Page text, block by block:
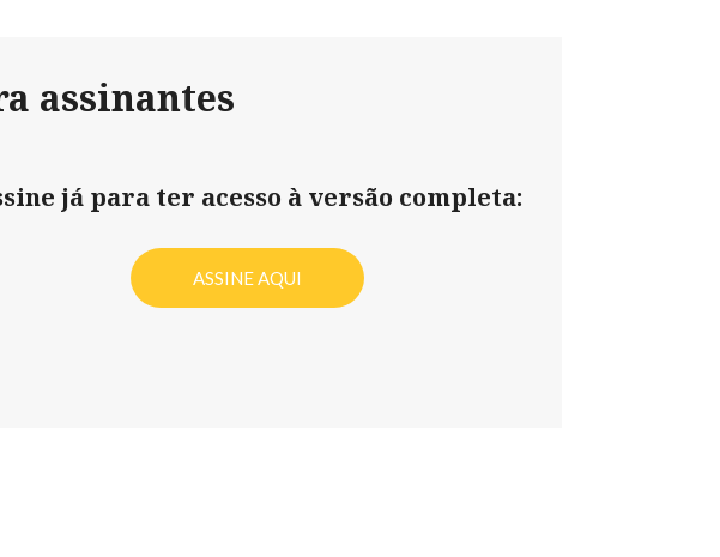
assinantes
já para ter acesso à versão completa:
ASSINE AQUI